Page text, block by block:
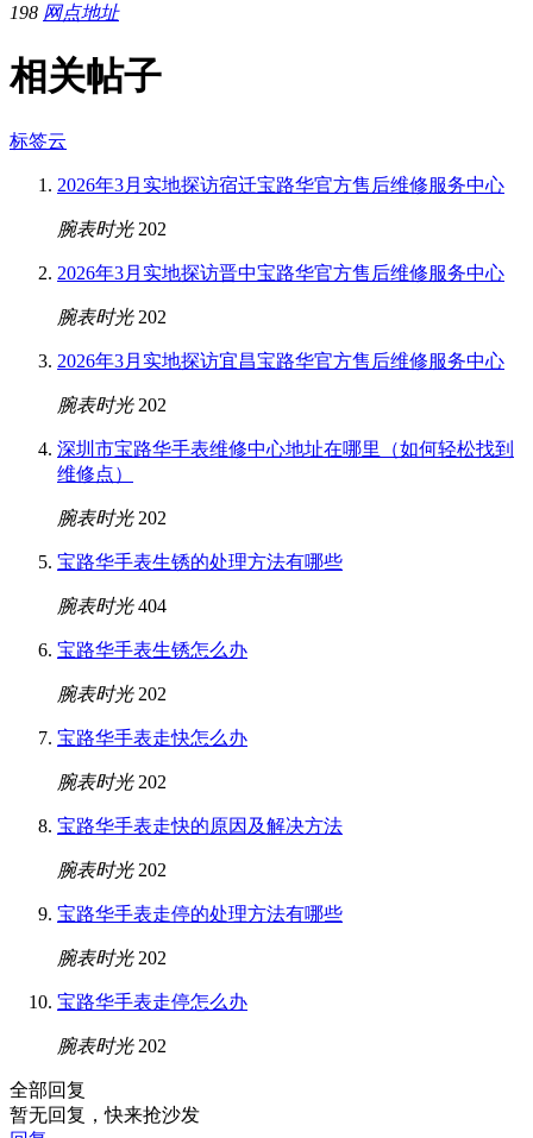
198 网点地址
相关帖子
标签云
2026年3月实地探访宿迁宝路华官方售后维修服务中心
腕表时光 202
2026年3月实地探访晋中宝路华官方售后维修服务中心
腕表时光 202
2026年3月实地探访宜昌宝路华官方售后维修服务中心
腕表时光 202
深圳市宝路华手表维修中心地址在哪里（如何轻松找到
维修点）
腕表时光 202
宝路华手表生锈的处理方法有哪些
腕表时光 404
宝路华手表生锈怎么办
腕表时光 202
宝路华手表走快怎么办
腕表时光 202
宝路华手表走快的原因及解决方法
腕表时光 202
宝路华手表走停的处理方法有哪些
腕表时光 202
宝路华手表走停怎么办
腕表时光 202
全部回复
暂无回复，快来抢沙发